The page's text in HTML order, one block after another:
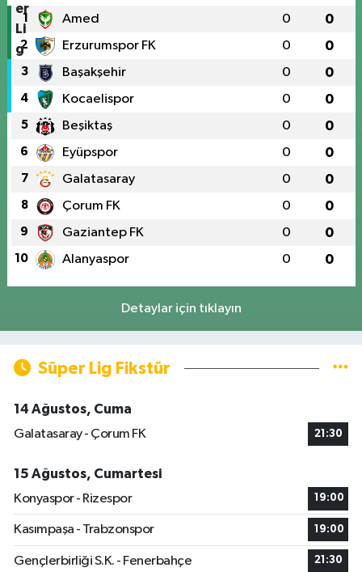
1 Amed 0 0
2 Erzurumspor FK 0 0
3 Başakşehir 0 0
4 Kocaelispor 0 0
5 Beşiktaş 0 0
6 Eyüpspor 0 0
7 Galatasaray 0 0
8 Çorum FK 0 0
9 Gaziantep FK 0 0
10 Alanyaspor 0 0
Detaylar için tıklayın
Süper Lig Fikstür
14 Ağustos, Cuma
Galatasaray - Çorum FK
21:30
15 Ağustos, Cumartesi
Konyaspor - Rizespor
19:00
Kasımpaşa - Trabzonspor 19:00
Gençlerbirliği S.K. - Fenerbahçe 21:30